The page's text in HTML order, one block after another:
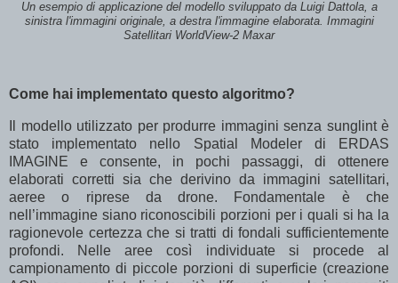
Un esempio di applicazione del modello sviluppato da Luigi Dattola, a
sinistra l'immagini originale, a destra l'immagine elaborata. Immagini
Satellitari WorldView-2 Maxar
Come hai implementato questo algoritmo?
Il modello utilizzato per produrre immagini senza sunglint è
stato implementato nello Spatial Modeler di ERDAS
IMAGINE e consente, in pochi passaggi, di ottenere
elaborati corretti sia che derivino da immagini satellitari,
aeree o riprese da drone. Fondamentale è che
nell’immagine siano riconoscibili porzioni per i quali si ha la
ragionevole certezza che si tratti di fondali sufficientemente
profondi. Nelle aree così individuate si procede al
campionamento di piccole porzioni di superficie (creazione